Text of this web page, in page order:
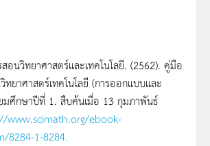
สอนวิทยาศาสตร์และเทคโนโลยี. (2562). คู่มือ
ทยาศาสตร์เทคโนโลยี (การออกแบบและ
มศึกษาปีที่ 1. สืบค้นเมื่อ 13 กุมภาพันธ์
www.scimath.org/ebook-
8284-1-8284.